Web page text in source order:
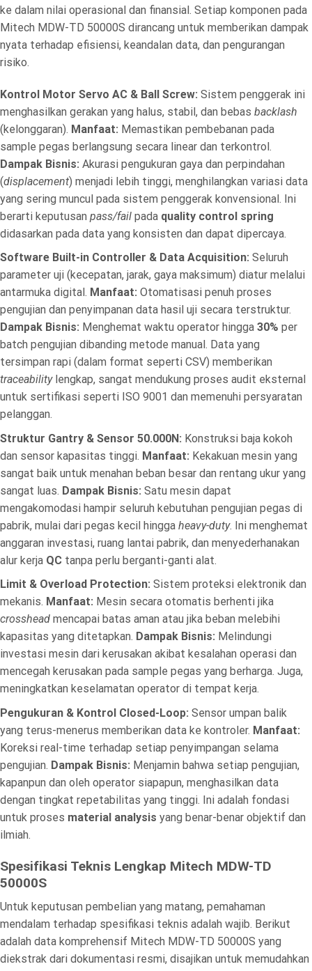
ke dalam nilai operasional dan finansial. Setiap komponen pada
Mitech MDW-TD 50000S dirancang untuk memberikan dampak
nyata terhadap efisiensi, keandalan data, dan pengurangan
risiko.
Kontrol Motor Servo AC & Ball Screw: Sistem penggerak ini
menghasilkan gerakan yang halus, stabil, dan bebas backlash
(kelonggaran). Manfaat: Memastikan pembebanan pada
sample pegas berlangsung secara linear dan terkontrol.
Dampak Bisnis: Akurasi pengukuran gaya dan perpindahan
(displacement) menjadi lebih tinggi, menghilangkan variasi data
yang sering muncul pada sistem penggerak konvensional. Ini
berarti keputusan pass/fail pada quality control spring
didasarkan pada data yang konsisten dan dapat dipercaya.
Software Built-in Controller & Data Acquisition: Seluruh
parameter uji (kecepatan, jarak, gaya maksimum) diatur melalui
antarmuka digital. Manfaat: Otomatisasi penuh proses
pengujian dan penyimpanan data hasil uji secara terstruktur.
Dampak Bisnis: Menghemat waktu operator hingga 30% per
batch pengujian dibanding metode manual. Data yang
tersimpan rapi (dalam format seperti CSV) memberikan
traceabilitylengkap, sangat mendukung proses audit eksternal
untuk sertifikasi seperti ISO 9001 dan memenuhi persyaratan
pelanggan.
Struktur Gantry & Sensor 50.000N: Konstruksi baja kokoh
dan sensor kapasitas tinggi. Manfaat: Kekakuan mesin yang
sangat baik untuk menahan beban besar dan rentang ukur yang
sangat luas. Dampak Bisnis: Satu mesin dapat
mengakomodasi hampir seluruh kebutuhan pengujian pegas di
pabrik, mulai dari pegas kecil hingga heavy-duty. Ini menghemat
anggaran investasi, ruang lantai pabrik, dan menyederhanakan
alur kerja QC tanpa perlu berganti-ganti alat.
Limit & Overload Protection: Sistem proteksi elektronik dan
mekanis. Manfaat: Mesin secara otomatis berhenti jika
crosshead mencapai batas aman atau jika beban melebihi
kapasitas yang ditetapkan. Dampak Bisnis: Melindungi
investasi mesin dari kerusakan akibat kesalahan operasi dan
mencegah kerusakan pada sample pegas yang berharga. Juga,
meningkatkan keselamatan operator di tempat kerja.
Pengukuran & Kontrol Closed-Loop: Sensor umpan balik
yang terus-menerus memberikan data ke kontroler. Manfaat:
Koreksi real-time terhadap setiap penyimpangan selama
pengujian. Dampak Bisnis: Menjamin bahwa setiap pengujian,
kapanpun dan oleh operator siapapun, menghasilkan data
dengan tingkat repetabilitas yang tinggi. Ini adalah fondasi
untuk proses material analysis yang benar-benar objektif dan
ilmiah.
Spesifikasi Teknis Lengkap Mitech MDW-TD
50000S
Untuk keputusan pembelian yang matang, pemahaman
mendalam terhadap spesifikasi teknis adalah wajib. Berikut
adalah data komprehensif Mitech MDW-TD 50000S yang
diekstrak dari dokumentasi resmi, disajikan untuk memudahkan